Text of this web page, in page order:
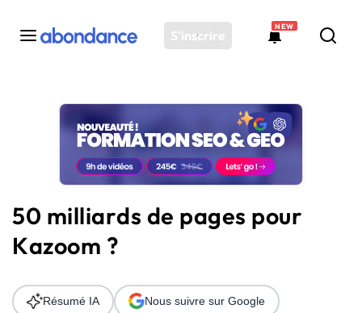
S'inscrire
NEW
Toutes les actus
Actus SEO
Plateforme
Solutions
Ressources
Audit SEO
50 milliards de pages pour
Kazoom ?
Résumé IA Nous suivre sur Google